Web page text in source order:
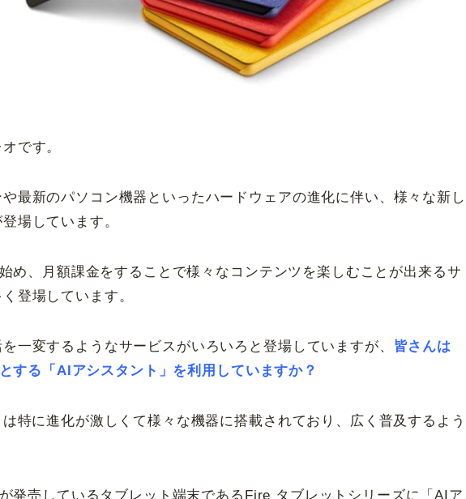
です。
最新のパソコン機器といったハードウェアの進化に伴い、様々な新し
場しています。
め、月額課金をすることで様々なコンテンツを楽しむことが出来るサ
登場しています。
一変するようなサービスがいろいろと登場していますが、 皆さんは
する「AIアシスタント」を利用していますか？
特に進化が激しくて様々な機器に搭載されており、広く普及するよう
発売しているタブレット端末であるFire タブレットシリーズに「AIア